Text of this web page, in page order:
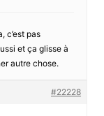
c’est pas
et ça glisse à
autre chose.
#22228